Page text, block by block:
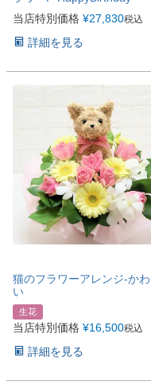
当店特別価格 ¥27,830税込
詳細を見る
猫のフラワーアレンジ-か
い
生花
当店特別価格 ¥16,500税込
詳細を見る